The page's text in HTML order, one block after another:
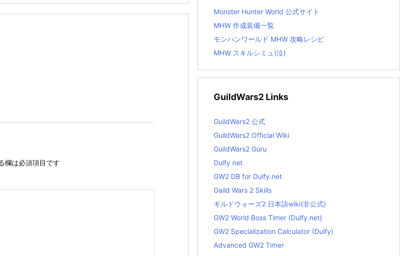
欄は必須項目です
Monster Hunter World 公式サイト
MHW 作成装備一覧
モンハンワールド MHW 攻略レシピ
MHW スキルシミュ(泣)
GuildWars2 Links
GuildWars2 公式
GuildWars2 Official Wiki
GuildWars2 Guru
Dulfy net
GW2 DB for Dulfy.net
Gaild Wars 2 Skills
ギルドウォーズ2 日本語wiki(非公式)
GW2 World Boss Timer (Dulfy.net)
GW2 Specialization Calculator (Dulfy)
Advanced GW2 Timer